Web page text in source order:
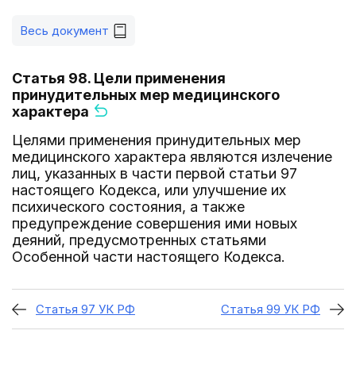
Весь документ
Статья 98. Цели применения
принудительных мер медицинского
характера
Целями применения принудительных мер
медицинского характера являются излечение
лиц, указанных в части первой статьи 97
настоящего Кодекса, или улучшение их
психического состояния, а также
предупреждение совершения ими новых
деяний, предусмотренных статьями
Особенной части настоящего Кодекса.
Статья 97 УК РФ Статья 99 УК РФ